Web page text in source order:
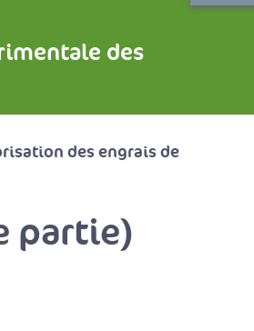
des
des engrais de
partie)